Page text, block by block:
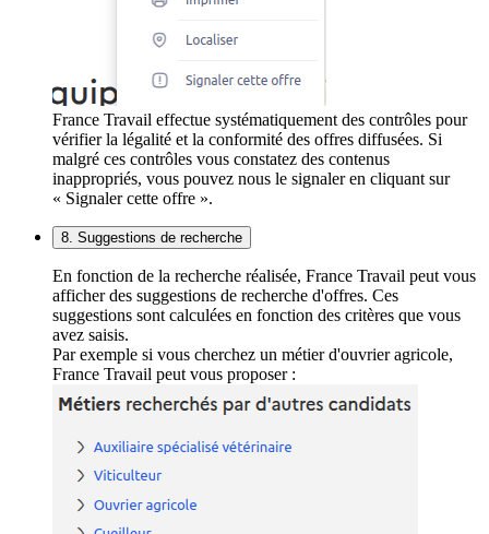
France Travail effectue systématiquement des contrôles pour
vérifier la légalité et la conformité des offres diffusées. Si
malgré ces contrôles vous constatez des contenus
inappropriés, vous pouvez nous le signaler en cliquant sur
« Signaler cette offre ».
8. Suggestions de recherche
En fonction de la recherche réalisée, France Travail peut vous
afficher des suggestions de recherche d'offres. Ces
suggestions sont calculées en fonction des critères que vous
avez saisis.
Par exemple si vous cherchez un métier d'ouvrier agricole,
France Travail peut vous proposer :